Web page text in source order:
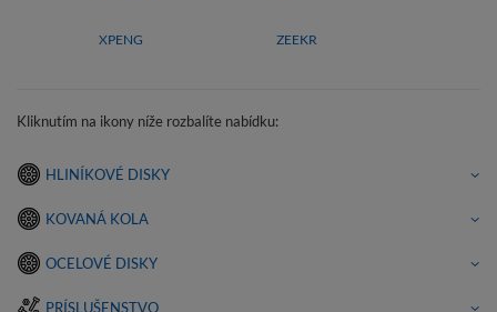
XPENG ZEEKR
Kliknutím na ikony níže rozbalíte nabídku:
HLINÍKOVÉ DISKY
KOVANÁ KOLA
OCELOVÉ DISKY
PRÍSLUŠENSTVO